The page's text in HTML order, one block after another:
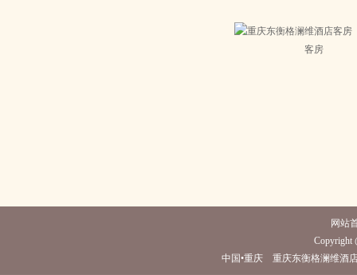
客房
网站
Copyright
中国•重庆 重庆东衡格澜维酒店